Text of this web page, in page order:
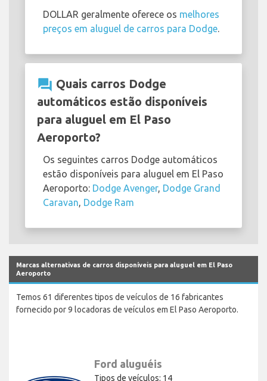
DOLLAR geralmente oferece os melhores
preços em aluguel de carros para Dodge.
question_answer Quais carros Dodge
automáticos estão disponíveis
para aluguel em El Paso
Aeroporto?
Os seguintes carros Dodge automáticos
estão disponíveis para aluguel em El Paso
Aeroporto: Dodge Avenger, Dodge Grand
Caravan, Dodge Ram
Marcas alternativas de carros disponíveis para aluguel em El Paso
Aeroporto
Temos 61 diferentes tipos de veículos de 16 fabricantes
fornecido por 9 locadoras de veículos em El Paso Aeroporto.
Ford aluguéis
Tipos de veículos: 14